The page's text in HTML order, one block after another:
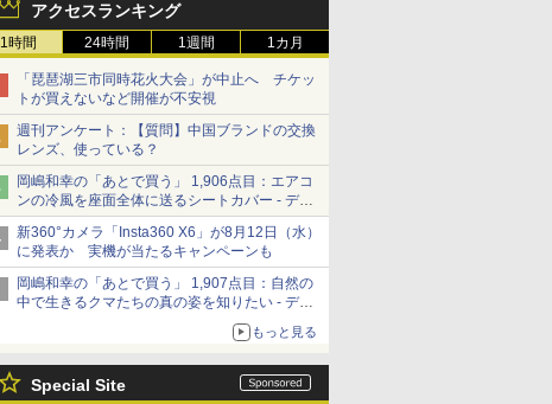
アクセスランキング
1時間 24時間 1週間 1カ月
「琵琶湖三市同時花火大会」が中止へ チケッ
トが買えないなど開催が不安視
週刊アンケート：【質問】中国ブランドの交換
レンズ、使っている？
岡嶋和幸の「あとで買う」 1,906点目：エアコ
ンの冷風を座面全体に送るシートカバー - デジ
カメ Watch
新360°カメラ「Insta360 X6」が8月12日（水）
に発表か 実機が当たるキャンペーンも
岡嶋和幸の「あとで買う」 1,907点目：自然の
中で生きるクマたちの真の姿を知りたい - デジ
もっと見る
Special Site